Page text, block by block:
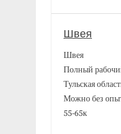
Швея
Швея
Полный
Тульская
Можно без
55-65к